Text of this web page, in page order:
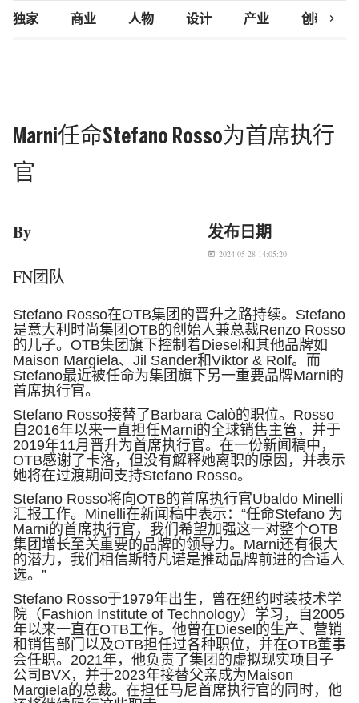
独家 商业 人物 设计 产业 创新研究
chevron_right
Marni任命Stefano Rosso为首席执行
官
By
FN团队
发布日期
today 2024-05-28 14:05:20
Stefano Rosso在OTB集团的晋升之路持续。 Stefano
是意大利时尚集团 OTB的创始人兼总裁Renzo Rosso
的儿子。 OTB集团旗下控制着Diesel 和其他品牌如
Maison Margiela、 Jil Sander和Viktor & Rolf。而
Stefano最近被任命为集团旗下另一重要品牌Marni的
首席执行官。
Stefano Rosso接替了Barbara Calò的职位。 Rosso
自2016年以来一直担任Marni的全球销售主管，并于
2019年11月晋升为首席执行官。在一份新闻稿中，
OTB感谢了卡洛，但没有解释她离职的原因，并表示
她将在过渡期间支持Stefano Rosso。
Stefano Rosso将向OTB的首席执行官Ubaldo Minelli
汇报工作。 Minelli在新闻稿中表示：“任命Stefano 为
Marni的首席执行官，我们希望加强这一对整个OTB
集团增长至关重要的品牌的领导力。 Marni还有很大
的潜力，我们相信斯特凡诺是推动品牌前进的合适人
选。”
Stefano Rosso于1979年出生，曾在纽约时装技术学
院（Fashion Institute of Technology）学习，自 2005
年以来一直在OTB工作。他曾在Diesel 的生产、营销
和销售部门以及OTB担任过各种职位，并在OTB董事
会任职。 2021年，他负责了集团的虚拟现实项目子
公司 BVX，并于2023年接替父亲成为Maison
Margiela的总裁。在担任马尼首席执行官的同时，他